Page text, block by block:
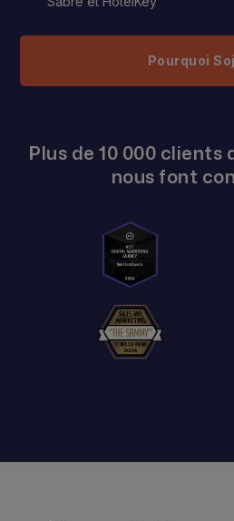
Pourquoi
Plus de 10 000 clients
nous font